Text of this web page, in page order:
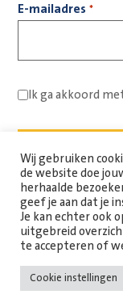
E-mailadres *
Ik ga akkoord
Copyright
Wij gebruiken
de website doe
herhaalde
geef je aan dat je
Je kan echter ook
uitgebreid
te accepteren of
Cookie instellingen